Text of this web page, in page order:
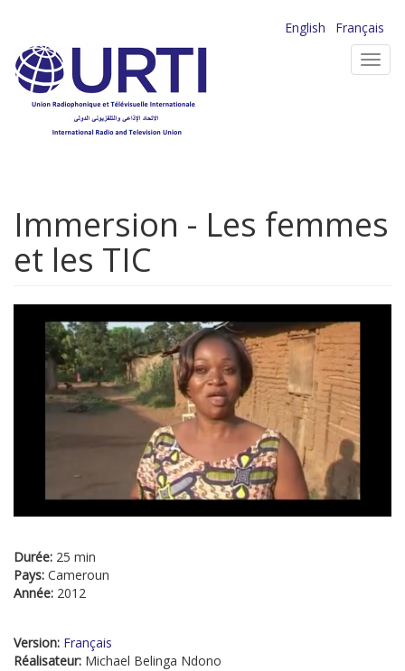
contenu
principal
English
Français
Immersion - Les femmes
et les TIC
Durée: 25 min
Pays: Cameroun
Année: 2012
Version: Français
Réalisateur: Michael Belinga Ndono